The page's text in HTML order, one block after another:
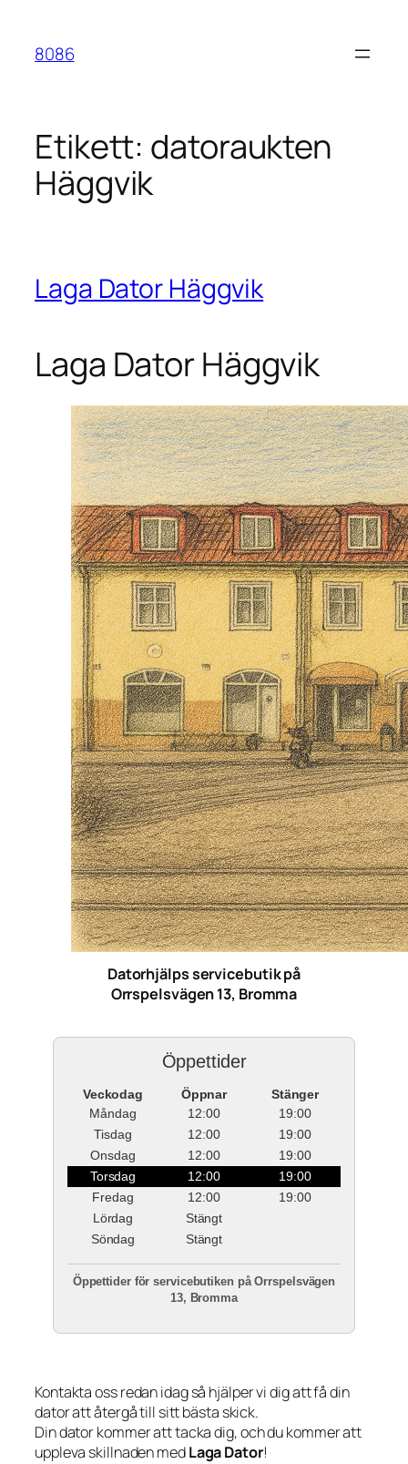
innehåll
8086
Etikett: datoraukten
Häggvik
Laga Dator Häggvik
Laga Dator Häggvik
Datorhjälps servicebutik på
Orrspelsvägen 13, Bromma
Öppettider
Veckodag Öppnar
Stänger
Måndag
12:00
19:00
Tisdag
12:00
19:00
Onsdag
12:00
19:00
Torsdag
12:00
19:00
Fredag
12:00
19:00
Lördag
Stängt
Söndag
Stängt
Öppettider för servicebutiken på Orrspelsvägen
13, Bromma
Kontakta oss redan idag så hjälper vi dig att få din
dator att återgå till sitt bästa skick.
Din dator kommer att tacka dig, och du kommer att
uppleva skillnaden medLaga Dator!